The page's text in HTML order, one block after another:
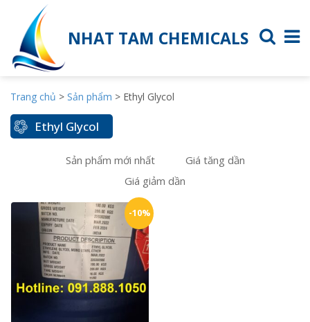
NHAT TAM CHEMICALS
Trang chủ > Sản phẩm > Ethyl Glycol
Ethyl Glycol
Sản phẩm mới nhất
Giá tăng dần
Giá giảm dần
-10%